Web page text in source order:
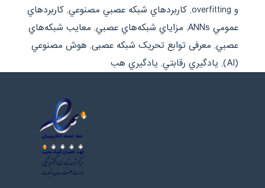
و overfitting
, کاربردهاي شبکه عصبي مصنوعي, کاربردهاي
عمومي ANNs
, مزاياي شبکه‌هاي عصبي, معايب شبکه‌هاي
عصبي, معرفی توابع تحریک شبکه عصبی, هوش مصنوعي
(AI)
, يادگيري رقابتي, يادگيري هب